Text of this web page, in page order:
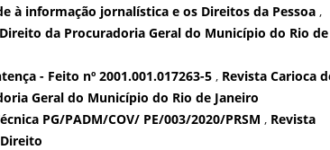
à informação jornalística e os Direitos da Pessoa ,
da Procuradoria Geral do Município do Rio de
- Feito nº 2001.001.017263-5 , Revista Carioca
Geral do Município do Rio de Janeiro
PG/PADM/COV/ PE/003/2020/PRSM , Revista